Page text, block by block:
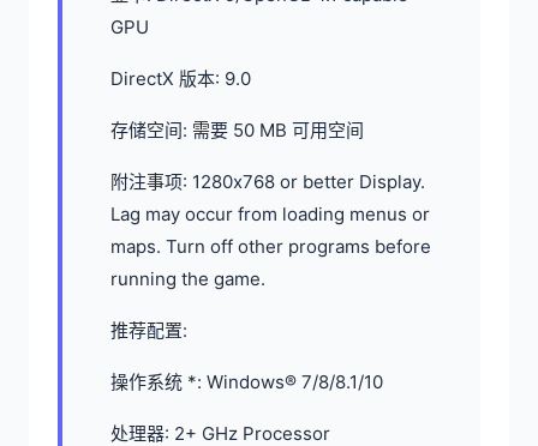
GPU
DirectX 版本: 9.0
存储空间: 需要 50 MB 可用空间
附注事项: 1280x768 or better Display.
Lag may occur from loading menus or
maps. Turn off other programs before
running the game.
推荐配置:
操作系统 *: Windows® 7/8/8.1/10
处理器: 2+ GHz Processor